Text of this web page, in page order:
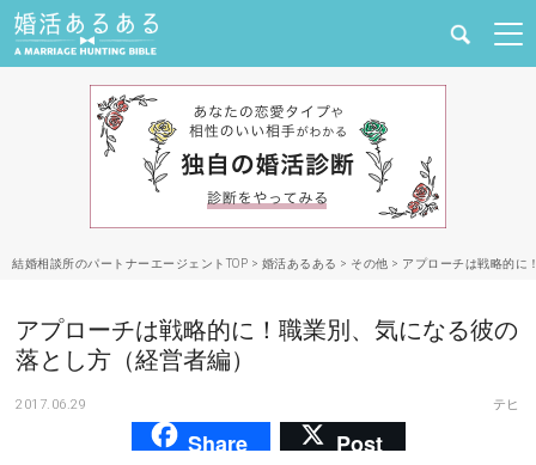
婚活と結婚
合コン・街コン
マッチングアプリ
結婚相談所のパートナーエージェントTOP > 婚活あるある > その他 > アプローチは戦略的に
アプローチは戦略的に！職業別、気になる彼の
落とし方（経営者編）
2017.06.29 テヒ
Share Post